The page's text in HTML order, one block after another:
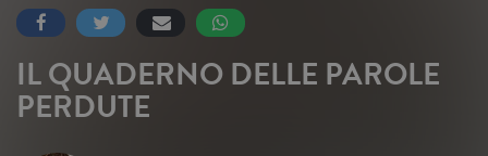
IL QUADERNO DELLE PAROLE
PERDUTE